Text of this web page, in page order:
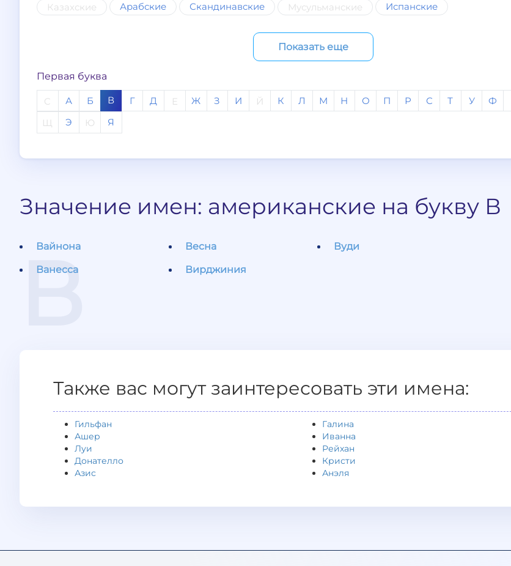
Казахские Арабские Скандинавские Мусульманские Испанские
Показать еще
Первая буква
C А Б В Г Д Е Ж З И Й К Л М Н О П Р С Т У Ф
Щ
Э Ю Я
Значение имен: американские на букву В
В
Вайнона
Ванесса
Весна
Вирджиния
Вуди
Также вас могут заинтересовать эти имена:
Гильфан
Ашер
Луи
Донателло
Азис
Галина
Иванна
Рейхан
Кристи
Анэля